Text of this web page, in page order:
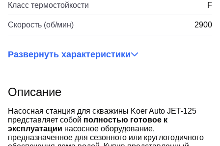
Класс термостойкости F
Скорость (об/мин) 2900
Развернуть характеристики
Описание
Насосная станция для скважины Koer Auto JET-125
представляет собой полностью готовое к
эксплуатации насосное оборудование,
предназначенное для сезонного или круглогодичного